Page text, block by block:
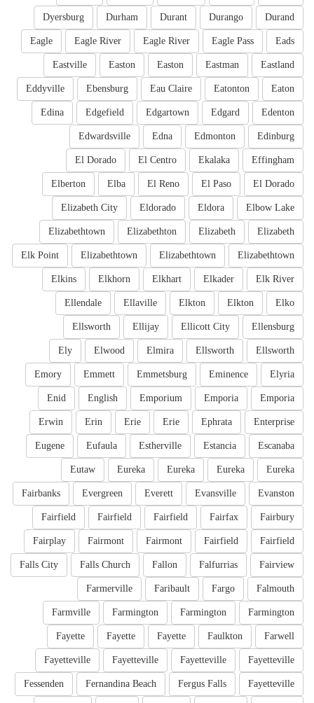
Durand
Durango
Durant
Durham
Dyersburg
Eads
Eagle Pass
Eagle River
Eagle River
Eagle
Eastland
Eastman
Easton
Easton
Eastville
Eaton
Eatonton
Eau Claire
Ebensburg
Eddyville
Edenton
Edgard
Edgartown
Edgefield
Edina
Edinburg
Edmonton
Edna
Edwardsville
Effingham
Ekalaka
El Centro
El Dorado
El Dorado
El Paso
El Reno
Elba
Elberton
Elbow Lake
Eldora
Eldorado
Elizabeth City
Elizabeth
Elizabeth
Elizabethton
Elizabethtown
Elizabethtown
Elizabethtown
Elizabethtown
Elk Point
Elk River
Elkader
Elkhart
Elkhorn
Elkins
Elko
Elkton
Elkton
Ellaville
Ellendale
Ellensburg
Ellicott City
Ellijay
Ellsworth
Ellsworth
Ellsworth
Elmira
Elwood
Ely
Elyria
Eminence
Emmetsburg
Emmett
Emory
Emporia
Emporia
Emporium
English
Enid
Enterprise
Ephrata
Erie
Erie
Erin
Erwin
Escanaba
Estancia
Estherville
Eufaula
Eugene
Eureka
Eureka
Eureka
Eureka
Eutaw
Evanston
Evansville
Everett
Evergreen
Fairbanks
Fairbury
Fairfax
Fairfield
Fairfield
Fairfield
Fairfield
Fairfield
Fairmont
Fairmont
Fairplay
Fairview
Falfurrias
Fallon
Falls Church
Falls City
Falmouth
Fargo
Faribault
Farmerville
Farmington
Farmington
Farmington
Farmville
Farwell
Faulkton
Fayette
Fayette
Fayette
Fayetteville
Fayetteville
Fayetteville
Fayetteville
Fayetteville
Fergus Falls
Fernandina Beach
Fessenden